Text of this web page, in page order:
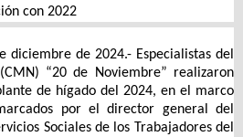
con 2022
diciembre de 2024.- Especialistas del
“20 de Noviembre” realizaron
de hígado del 2024, en el marco
por el director general del
Sociales de los Trabajadores del